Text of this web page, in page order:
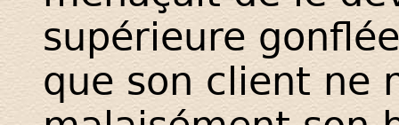
supérieure
que son client ne